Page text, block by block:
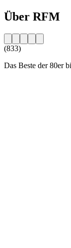
Über RFM
(833)
Das Beste der 80er